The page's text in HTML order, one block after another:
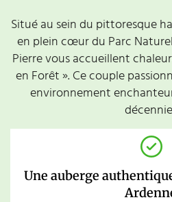
Situé au sein du pittoresque
en plein cœur du Parc
Pierre vous accueillent
en Forêt ». Ce couple
environnement
Une auberge